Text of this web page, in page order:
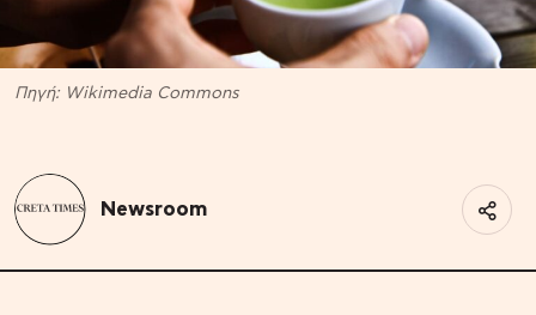
Πηγή: Wikimedia Commons
Newsroom